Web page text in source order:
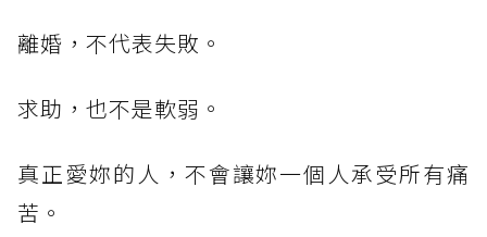
離婚，不代表失敗。
求助，也不是軟弱。
真正愛妳的人，不會讓妳一個人承受所有痛
苦。